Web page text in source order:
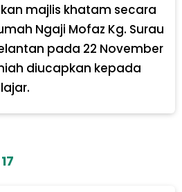
majlis khatam secara
Ngaji Mofaz Kg. Surau
pada 22 November
diucapkan kepada